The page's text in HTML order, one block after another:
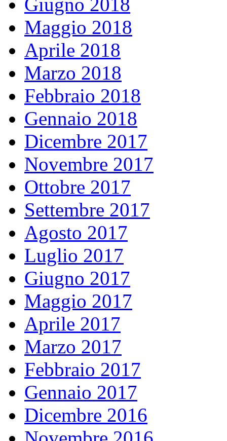
Maggio 2018
Aprile 2018
Marzo 2018
Febbraio 2018
Gennaio 2018
Dicembre 2017
Novembre 2017
Ottobre 2017
Settembre 2017
Agosto 2017
Luglio 2017
Giugno 2017
Maggio 2017
Aprile 2017
Marzo 2017
Febbraio 2017
Gennaio 2017
Dicembre 2016